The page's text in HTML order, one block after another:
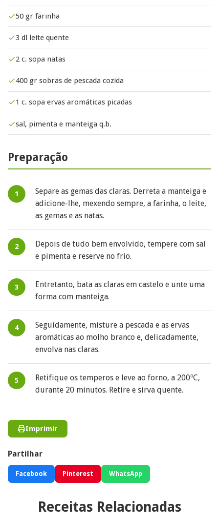
50 gr farinha
3 dl leite quente
2 c. sopa natas
400 gr sobras de pescada cozida
1 c. sopa ervas aromáticas picadas
sal, pimenta e manteiga q.b.
Preparação
Separe as gemas das claras. Derreta a manteiga e
adicione-lhe, mexendo sempre, a farinha, o leite,
as gemas e as natas.
Depois de tudo bem envolvido, tempere com sal
e pimenta e reserve no frio.
Entretanto, bata as claras em castelo e unte uma
forma com manteiga.
Seguidamente, misture a pescada e as ervas
aromáticas ao molho branco e, delicadamente,
envolva nas claras.
Retifique os temperos e leve ao forno, a 200ºC,
durante 20 minutos. Retire e sirva quente.
Imprimir
Partilhar
Facebook Pinterest WhatsApp
Receitas Relacionadas